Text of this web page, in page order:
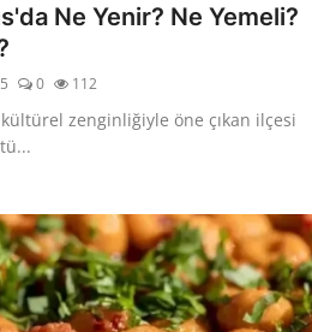
Ne Yenir? Ne Yemeli?
0 112
zenginliğiyle öne çıkan ilçesi